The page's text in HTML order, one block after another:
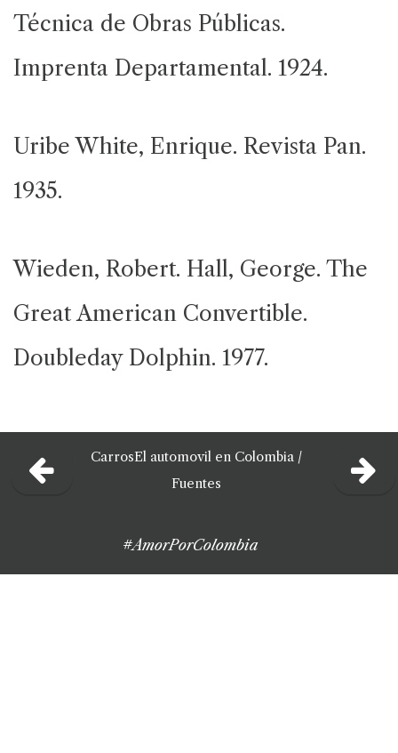
Técnica de Obras Públicas.
Imprenta Departamental. 1924.
Uribe White, Enrique. Revista Pan.
1935.
Wieden, Robert. Hall, George. The
Great American Convertible.
Doubleday Dolphin. 1977.
CarrosEl automovil en Colombia /
Fuentes
#AmorPorColombia